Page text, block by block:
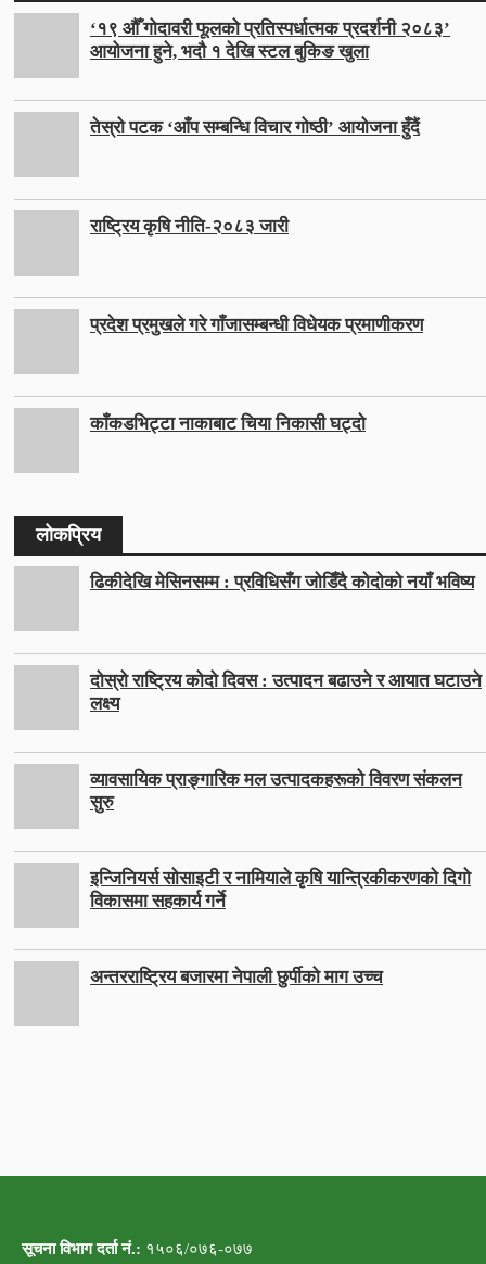
‘१९ औँ गोदावरी फूलको प्रतिस्पर्धात्मक प्रदर्शनी २०८३’
आयोजना हुने, भदौ १ देखि स्टल बुकिङ खुला
तेस्रो पटक ‘आँप सम्बन्धि विचार गोष्ठी’ आयोजना हुँदैं
राष्ट्रिय कृषि नीति-२०८३ जारी
प्रदेश प्रमुखले गरे गाँजासम्बन्धी विधेयक प्रमाणीकरण
काँकडभिट्टा नाकाबाट चिया निकासी घट्दो
लोकप्रिय
ढिकीदेखि मेसिनसम्म : प्रविधिसँग जोडिँदै कोदोको नयाँ भविष्य
दोस्रो राष्ट्रिय कोदो दिवस : उत्पादन बढाउने र आयात घटाउने
लक्ष्य
व्यावसायिक प्राङ्गारिक मल उत्पादकहरूको विवरण संकलन
सुरु
इन्जिनियर्स सोसाइटी र नामियाले कृषि यान्त्रिकीकरणको दिगो
विकासमा सहकार्य गर्ने
अन्तरराष्ट्रिय बजारमा नेपाली छुर्पीको माग उच्च
सूचना विभाग दर्ता नं.: १५०६/०७६-०७७